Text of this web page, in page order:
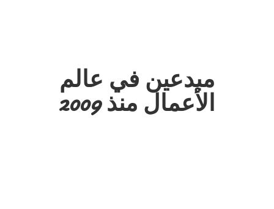
مبدعين في عالم
الأعمال منذ 2009